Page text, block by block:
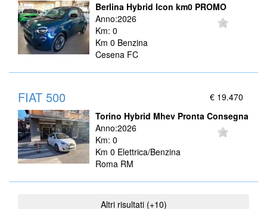
Berlina Hybrid Icon km0 PROMO
Anno:2026
Km: 0
Km 0 Benzina
Cesena FC
€ 19.470
FIAT 500
Torino Hybrid Mhev Pronta Consegna
Anno:2026
Km: 0
Km 0 Elettrica/Benzina
Roma RM
Altri risultati (+10)